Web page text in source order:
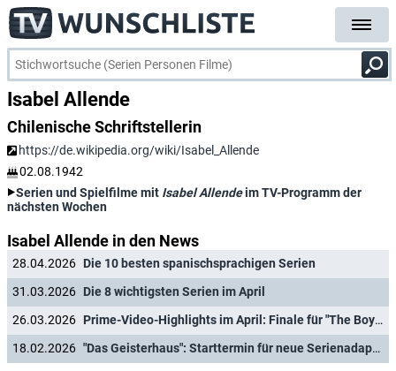
Isabel Allende
Chilenische Schriftstellerin
https://de.wikipedia.org/wiki/Isabel_Allende
02.08.1942
Serien und Spielfilme mit Isabel Allendeim TV-Programm der
nächsten Wochen
Isabel Allende in den News
28.04.2026 Die 10 besten spanischsprachigen Serien
31.03.2026 Die 8 wichtigsten Serien im April
26.03.2026
Prime-Video-Highlights im April: Finale für "The Boys", "Pumuckl treibt Schabernack" und "Das Geisterhaus"
18.02.2026
"Das Geisterhaus": Starttermin für neue Serienadaption des Bestsellers